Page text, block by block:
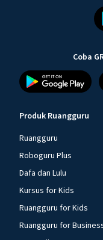
Coba
Produk Ruangguru
Ruangguru
Roboguru Plus
Dafa dan Lulu
Kursus for Kids
Ruangguru for Kids
Ruangguru for